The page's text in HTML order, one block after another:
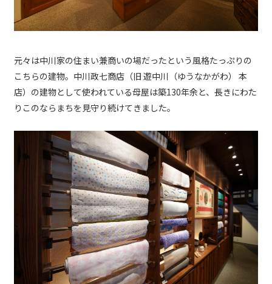
元々は中川家の住まい兼商いの場だったという風格たっぷりの
こちらの建物。中川政七商店（旧 遊中川（ゆうなかがわ） 本
店）の建物として使われている母屋は築130年余と、長きにわた
りこのならまちを見守り続けてきました。